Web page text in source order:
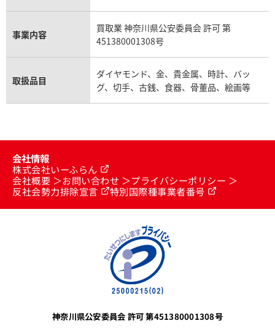
事業内容
買取業 神奈川県公安委員会 許可 第
451380001308号
取扱品目
ダイヤモンド、金、貴金属、時計、バッ
グ、切手、古銭、食器、骨董品、絵画等
会社情報
株式会社いーふらん
会社概要
お問い合わせ
プライバシーポリシー
反社会勢力排除宣言
特別国際種事業者番号
神奈川県公安委員会 許可 第451380001308号